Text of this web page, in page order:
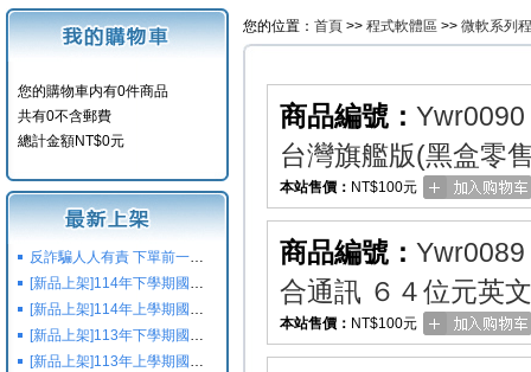
您的購物車内有0件商品
共有0不含郵費
總計金額NT$0元
反詐騙人人有責 下單前一定要注意
[新品上架]114年下學期國小國中高中命題光碟,校用卷,習作
[新品上架]114年上學期國小國中高中命題光碟,校用卷,習作
[新品上架]113年下學期國小國中高中命題光碟,校用卷,習作
[新品上架]113年上學期國小國中高中命題光碟,校用卷,習作
您的位置： 首頁 >> 程式軟體區 >> 微軟系列
商品編號： Ywr0090
台灣旗艦版(黑盒零
本站售價： NT$100元
商品編號： Ywr0089
合通訊 ６４位元英
本站售價： NT$100元